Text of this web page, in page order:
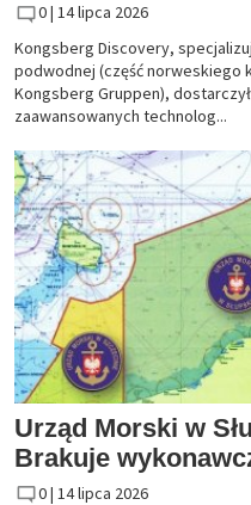
0 | 14 lipca 2026
Kongsberg Discovery,
podwodnej (część norweskiego
Kongsberg Gruppen),
zaawansowanych technolog...
Urząd Morski w
Brakuje
0 | 14 lipca 2026